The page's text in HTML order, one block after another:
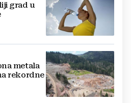
grad u
metala
rekordne